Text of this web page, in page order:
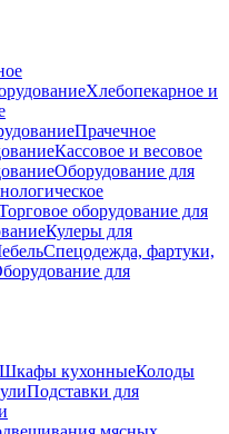
Хлебопекарное и
Прачечное
Кассовое и весовое
Оборудование для
оборудование для
Кулеры для
Спецодежда, фартуки,
для
Шкафы кухонныеКолоды
Подставки для